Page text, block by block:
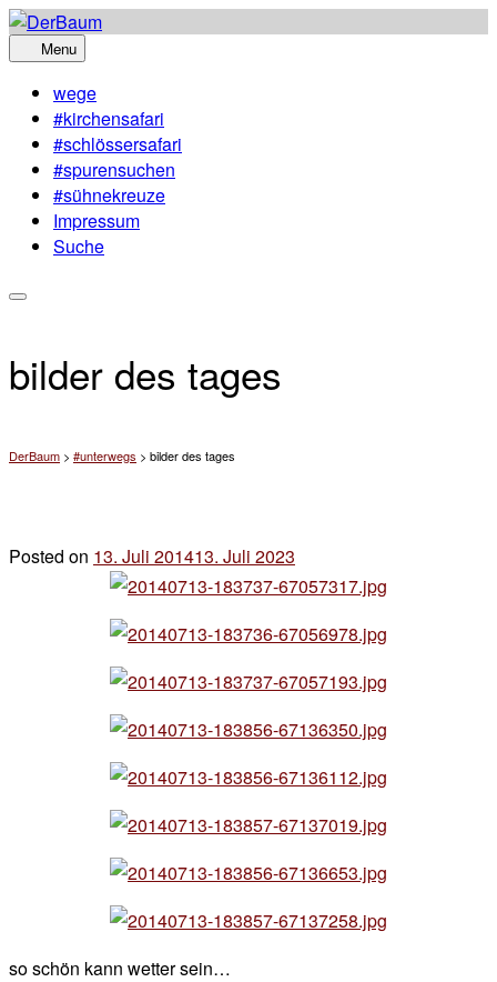
Skip
to
Menu
wege
#kirchensafari
#schlössersafari
#spurensuchen
#sühnekreuze
Impressum
Suche
bilder des tages
DerBaum > #unterwegs > bilder des tages
Posted on 13. Juli 201413. Juli 2023
der
so schön kann wetter sein…